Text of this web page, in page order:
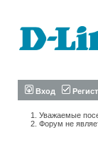
Вход
Уважаемые
Форум не